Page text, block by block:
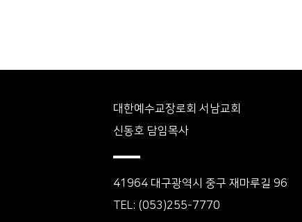
대한예수교장로회 서남교회
신동호 담임목사
41964 대구광역시 중구 재마루길 96
TEL: (053)255-7770